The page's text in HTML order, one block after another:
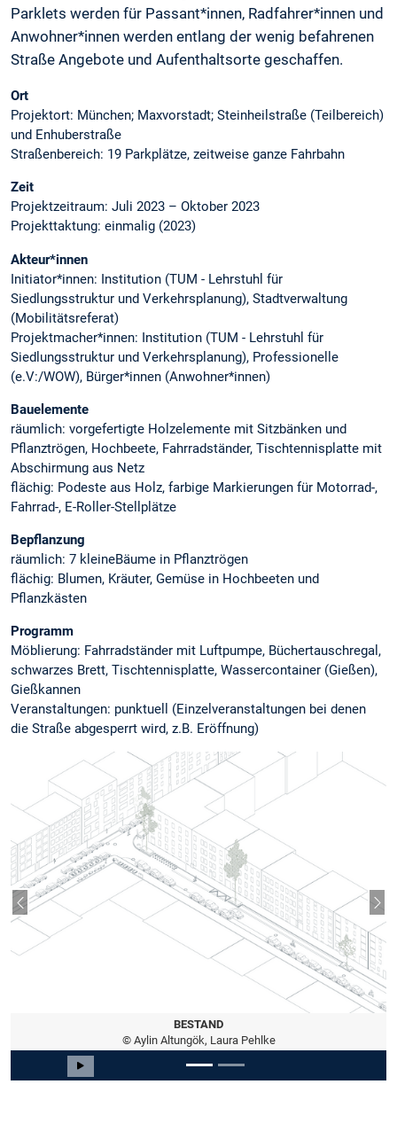
Parklets werden für Passant*innen, Radfahrer*innen und
Anwohner*innen werden entlang der wenig befahrenen
Straße Angebote und Aufenthaltsorte geschaffen.
Ort
Projektort: München; Maxvorstadt; Steinheilstraße (Teilbereich)
und Enhuberstraße
Straßenbereich: 19 Parkplätze, zeitweise ganze Fahrbahn
Zeit
Projektzeitraum: Juli 2023 – Oktober 2023
Projekttaktung: einmalig (2023)
Akteur*innen
Initiator*innen: Institution (TUM - Lehrstuhl für
Siedlungsstruktur und Verkehrsplanung), Stadtverwaltung
(Mobilitätsreferat)
Projektmacher*innen: Institution (TUM - Lehrstuhl für
Siedlungsstruktur und Verkehrsplanung), Professionelle
(e.V:/WOW), Bürger*innen (Anwohner*innen)
Bauelemente
räumlich: vorgefertigte Holzelemente mit Sitzbänken und
Pflanztrögen, Hochbeete, Fahrradständer, Tischtennisplatte mit
Abschirmung aus Netz
flächig: Podeste aus Holz, farbige Markierungen für Motorrad-,
Fahrrad-, E-Roller-Stellplätze
Bepflanzung
räumlich: 7 kleineBäume in Pflanztrögen
flächig: Blumen, Kräuter, Gemüse in Hochbeeten und
Pflanzkästen
Programm
Möblierung: Fahrradständer mit Luftpumpe, Büchertauschregal,
schwarzes Brett, Tischtennisplatte, Wassercontainer (Gießen),
Gießkannen
Veranstaltungen: punktuell (Einzelveranstaltungen bei denen
die Straße abgesperrt wird, z.B. Eröffnung)
Carousel starten
BESTAND
© Aylin Altungök, Laura Pehlke
Vorheriger Slide
Slide 1 von 2